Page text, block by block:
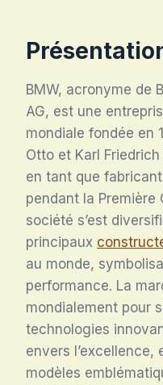
BMW, acronyme de
AG, est une
mondiale fondée en
Otto et Karl
en tant que
pendant la Première
société s’est
principaux
au monde,
performance. La
mondialement pour
technologies
envers l’excellence,
modèles